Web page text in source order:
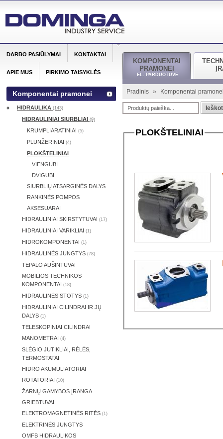
KOMPONENTAI
PRAMONEI
EL. PARDUOTUVĖ
Pradinis » Komponentai
PLOKŠTELINIAI
DARBO PASIŪLYMAI KONTAKTAI
APIE MUS PIRKIMO TAISYKLĖS
Komponentai pramonei
HIDRAULIKA (143)
HIDRAULINIAI SIURBLIAI (9)
KRUMPLIARATINIAI (5)
PLUNŽERINIAI (4)
PLOKŠTELINIAI
VIENGUBI
DVIGUBI
SIURBLIŲ ATSARGINĖS DALYS
RANKINĖS POMPOS
AKSESUARAI
HIDRAULINIAI SKIRSTYTUVAI (17)
HIDRAULINIAI VARIKLIAI (1)
HIDROKOMPONENTAI (1)
HIDRAULINĖS JUNGTYS (78)
TEPALO AUŠINTUVAI
MOBILIOS TECHNIKOS
KOMPONENTAI (18)
HIDRAULINĖS STOTYS (1)
HIDRAULINIAI CILINDRAI IR JŲ
DALYS (1)
TELESKOPINIAI CILINDRAI
MANOMETRAI (4)
SLĖGIO JUTIKLIAI, RĖLĖS,
TERMOSTATAI
HIDRO AKUMULIATORIAI
ROTATORIAI (10)
ŽARNŲ GAMYBOS ĮRANGA
GRIEBTUVAI
ELEKTROMAGNETINĖS RITĖS (1)
ELEKTRINĖS JUNGTYS
OMFB HIDRAULIKOS